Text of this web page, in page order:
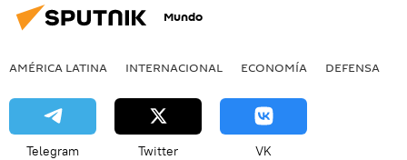
Mundo
AMÉRICA LATINA INTERNACIONAL ECONOMÍA DEFENSA
Telegram Twitter VK